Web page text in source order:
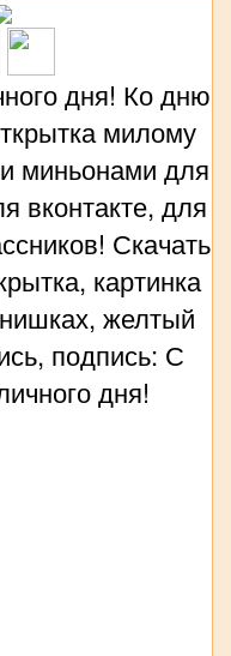
дня! Ко дню
милому
миньонами для
вконтакте, для
Скачать
картинка
желтый
подпись: С
дня!